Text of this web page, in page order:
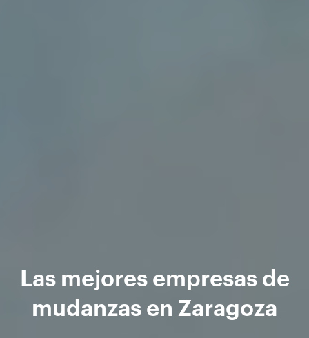
Las mejores empresas de
mudanzas en Zaragoza